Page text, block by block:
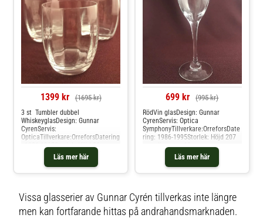
1399 kr (1695 kr)
Läs mer här
3 st Tumbler dubbel
WhiskeyglasDesign: Gunnar
CyrenServis:
OpticaTillverkare:OrreforsDatering
: 1986-1995Storlek: Höjd 86 mm,
diameter 70 mmKondition:
Vintage betyder äldre fin kvalitet
eller årgång, och används för alla
leverantör. Hos glasprinsen är
dessa varor just Vintage dvs alltid
äldre fin kvalitet som vi säljer.
699 kr (995 kr)
Läs mer här
RödVin glasDesign: Gunnar
CyrenServis: Optica
SymphonyTillverkare:OrreforsDate
ring: 1986-1995Storlek: Höjd 207
mm, diameter 68
mmKondition:Vintage betyder
äldre fin kvalitet eller årgång, och
används för alla våra produkter
dessa varor just Vintage dvs alltid
äldre fin kvalitet som vi säljer.
Vissa glasserier av Gunnar Cyrén tillverkas inte längre
men kan fortfarande hittas på andrahandsmarknaden.